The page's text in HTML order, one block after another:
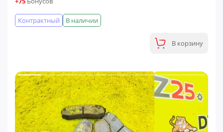
В наличии
Контрактный
В корзину